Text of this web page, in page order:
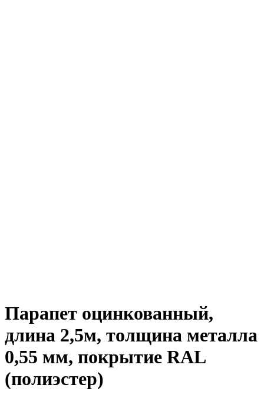
Парапет оцинкованный,
длина 2,5м, толщина металла
0,55 мм, покрытие RAL
(полиэстер)